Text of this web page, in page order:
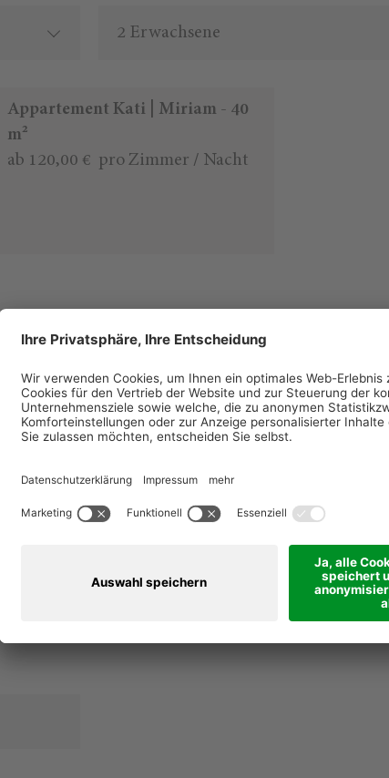
2 Erwachsene
Appartement Kati | Miriam - 40
m²
ab 120,00 € pro Zimmer / Nacht